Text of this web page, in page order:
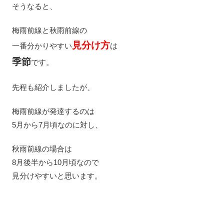
そうなると、
梅雨前線と秋雨前線の
一番分かりやすい 見分け方は
季節です。
先程も紹介しましたが、
梅雨前線が発達するのは
5月から7月頃なのに対し、
秋雨前線の場合は
8月後半から10月頃なので
見分けやすいと思います。